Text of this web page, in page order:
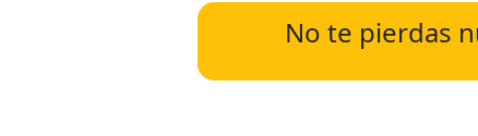
No te pierdas